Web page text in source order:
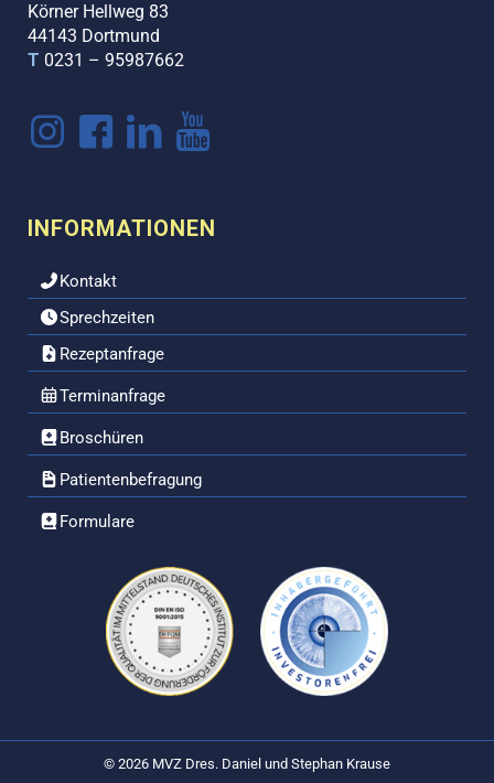
Körner Hellweg 83
44143 Dortmund
T 0231 – 95987662
INFORMATIONEN
Kontakt
Sprechzeiten
Rezeptanfrage
Terminanfrage
Broschüren
Patientenbefragung
Formulare
© 2026 MVZ Dres. Daniel und Stephan Krause